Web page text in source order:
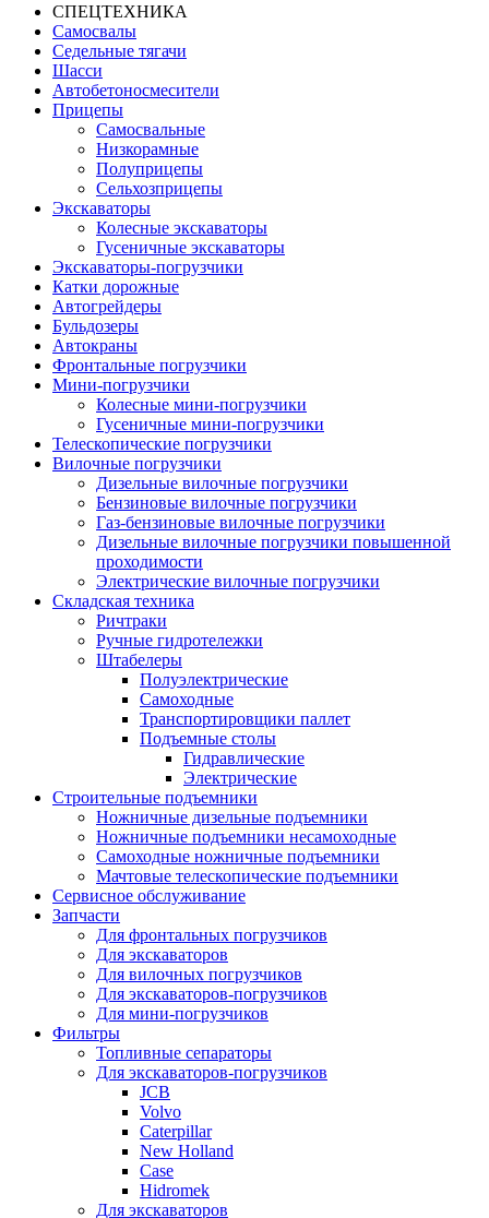
СПЕЦТЕХНИКА
Самосвалы
Седельные тягачи
Шасси
Автобетоно­смесители
Прицепы
Самосвальные
Низкорамные
Полуприцепы
Сельхозприцепы
Экскаваторы
Колесные экскаваторы
Гусеничные экскаваторы
Экскаваторы-погрузчики
Катки дорожные
Автогрейдеры
Бульдозеры
Автокраны
Фронтальные погрузчики
Мини-погрузчики
Колесные мини-погрузчики
Гусеничные мини-погрузчики
Телескопические погрузчики
Вилочные погрузчики
Дизельные вилочные погрузчики
Бензиновые вилочные погрузчики
Газ-бензиновые вилочные погрузчики
Дизельные вилочные погрузчики повышенной
проходимости
Электрические вилочные погрузчики
Складская техника
Ричтраки
Ручные гидротележки
Штабелеры
Полуэлектрические
Самоходные
Транспортировщики паллет
Подъемные столы
Гидравлические
Электрические
Строительные подъемники
Ножничные дизельные подъемники
Ножничные подъемники несамоходные
Самоходные ножничные подъемники
Мачтовые телескопические подъемники
Сервисное обслуживание
Запчасти
Для фронтальных погрузчиков
Для экскаваторов
Для вилочных погрузчиков
Для экскаваторов-погрузчиков
Для мини-погрузчиков
Фильтры
Топливные сепараторы
Для экскаваторов-погрузчиков
JCB
Volvo
Caterpillar
New Holland
Case
Hidromek
Для экскаваторов